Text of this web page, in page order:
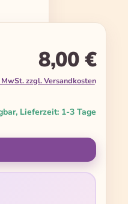
8,00 €
zzgl. Versandkosten
Lieferzeit: 1-3 Tage
benutze die